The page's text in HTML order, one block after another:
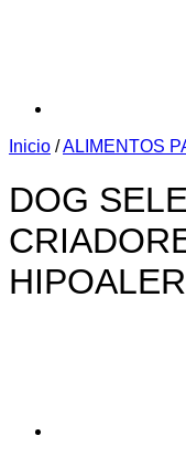
Inicio /ALIMENTOS
DOG